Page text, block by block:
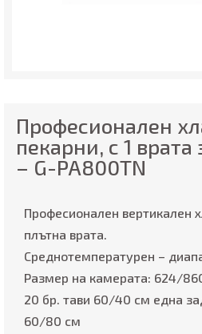
Професионален
пекарни, с 1
– G-PA800TN
Професионален вертикален
плътна врата.
Среднотемпературен –
Размер на камерата: 624/
20 бр. тави 60/40 см една
60/80 см